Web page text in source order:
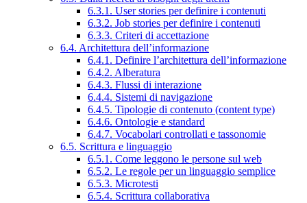
6.3.1. User stories per definire i contenuti
6.3.2. Job stories per definire i contenuti
6.3.3. Criteri di accettazione
6.4. Architettura dell’informazione
6.4.1. Definire l’architettura dell’informazione
6.4.2. Alberatura
6.4.3. Flussi di interazione
6.4.4. Sistemi di navigazione
6.4.5. Tipologie di contenuto (content type)
6.4.6. Ontologie e standard
6.4.7. Vocabolari controllati e tassonomie
6.5. Scrittura e linguaggio
6.5.1. Come leggono le persone sul web
6.5.2. Le regole per un linguaggio semplice
6.5.3. Microtesti
6.5.4. Scrittura collaborativa